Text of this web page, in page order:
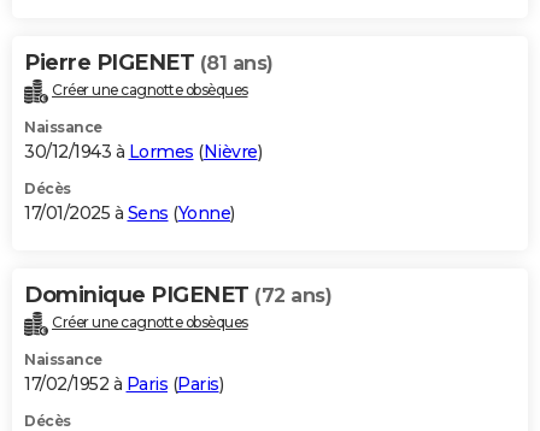
Carte de Noël
Carte Bonne année
Carte Saint-Valentin
Carte Pâques
Carte d'anniversaire
DICTIONNAIRE
Dictionnaire
Biographies
Citations
Expressions
Proverbes
PROGRAMME TV
S'inscrire
Se connecter
Lycées
Collèges
Primaires
Universités
Entreprises
Service militaire
Avis de recherche
AVIS DE DÉCÈS
Bricolage
Lifestyle
Culture
Sport
Auto
Television
Voyage
Cinema
Pierre PIGENET (81 ans)
Créer une cagnotte obsèques
Naissance
30/12/1943 à Lormes (Nièvre)
Décès
17/01/2025 à Sens (Yonne)
Dominique PIGENET (72 ans)
Créer une cagnotte obsèques
Naissance
17/02/1952 à Paris (Paris)
Décès